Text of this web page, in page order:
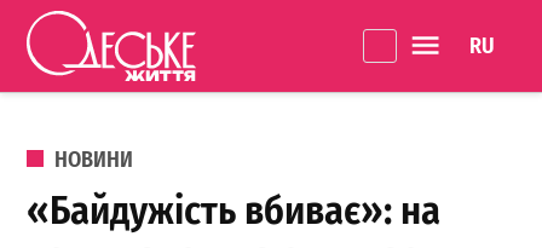
Перейти до вмісту
Життя
ОПУБЛІКОВАНО В
НОВИНИ
«Байдужість вбиває»: на